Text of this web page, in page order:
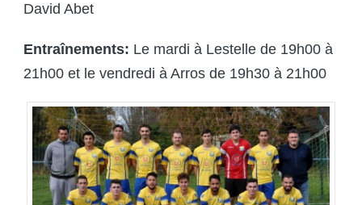
David Abet
Entraînements: Le mardi à Lestelle de 19h00 à
21h00 et le vendredi à Arros de 19h30 à 21h00